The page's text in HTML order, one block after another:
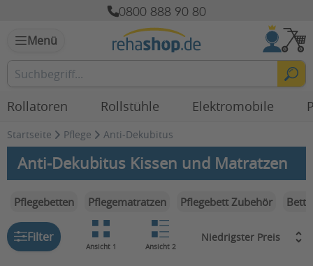
0800 888 90 80
Menü
Rollatoren Rollstühle Elektromobile
Startseite Pflege Anti-Dekubitus
Anti-Dekubitus Kissen und Matratzen
Pflegebetten Pflegematratzen Pflegebett Zubehör
Filter
Ansicht 1 Ansicht 2